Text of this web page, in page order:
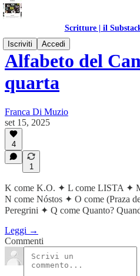
Scritture | il
Iscriviti
Accedi
Alfabeto del
quarta
Franca Di Muzio
set 15, 2025
4
1
K come K.O. ✦ L come LISTA ✦
N come Nóstos ✦ O come (Praza
Peregrini ✦ Q come Quanto?
Leggi →
Commenti